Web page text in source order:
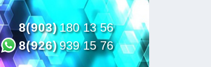
8(903)180 13 56
8(926)939 15 76